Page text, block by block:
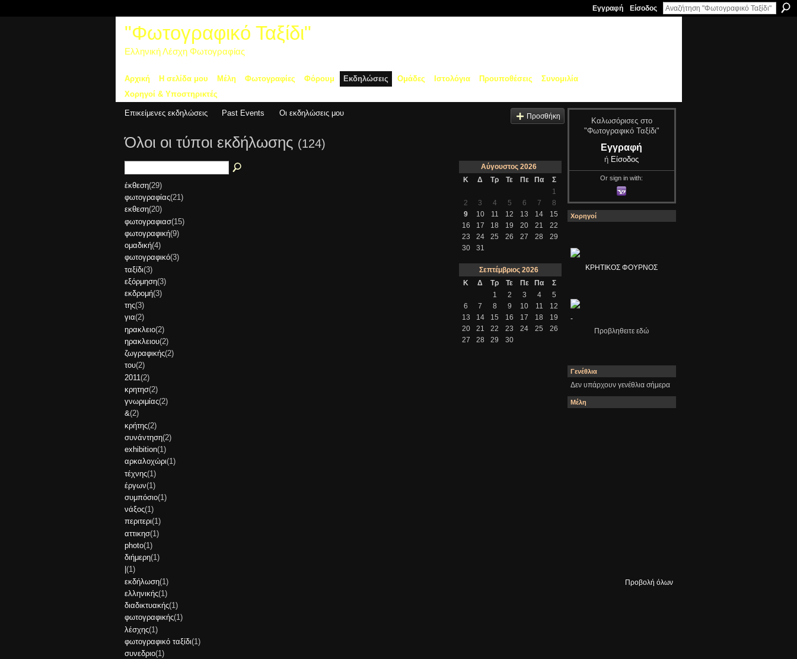
Εγγραφή Είσοδος
"Φωτογραφικό Ταξίδι"
Ελληνική Λέσχη Φωτογραφίας
Αρχική Η σελίδα μου Μέλη Φωτογραφίες Φόρουμ Εκδηλώσεις Ομάδες Ιστολόγια Προυποθέσεις
Συνομιλία
Χορηγοί & Υποστηρικτές
Επικείμενες εκδηλώσεις Past Events Οι εκδηλώσεις μου Προσθήκη
Όλοι οι τύποι εκδήλωσης (124)
έκθεση(29)
φωτογραφίας(21)
εκθεση(20)
φωτογραφιασ(15)
φωτογραφική(9)
ομαδική(4)
φωτογραφικό(3)
ταξίδι(3)
εξόρμηση(3)
εκδρομή(3)
της(3)
για(2)
ηρακλειο(2)
ηρακλειου(2)
ζωγραφικής(2)
του(2)
2011(2)
κρητησ(2)
γνωριμίας(2)
&(2)
κρήτης(2)
συνάντηση(2)
exhibition(1)
αρκαλοχώρι(1)
τέχνης(1)
έργων(1)
συμπόσιο(1)
νάξος(1)
περιτερι(1)
αττικησ(1)
photo(1)
διήμερη(1)
(1)
εκδήλωση(1)
ελληνικής(1)
διαδικτυακής(1)
φωτογραφικής(1)
λέσχης(1)
φωτογραφικό ταξίδι(1)
συνεδριο(1)
Αύγουστος 2026
Κ
Δ Τρ Τε Πε Πα
Σ
1
2
3 4 5 6 7
8
9
10 11 12 13 14
15
16
17 18 19 20 21
22
23
24 25 26 27 28
29
30
31
Σεπτέμβριος 2026
Κ
Δ Τρ Τε Πε Πα
Σ
1
2 3 4
5
6
7 8 9 10 11
12
13
14 15 16 17 18
19
20
21 22 23 24 25
26
27
28 29 30
Καλωσόρισες στο
"Φωτογραφικό Ταξίδι"
Εγγραφή
ή Είσοδος
Or sign in with:
Χορηγοί
ΚΡΗΤΙΚΟΣ ΦΟΥΡΝΟΣ
-
Προβληθειτε εδώ
Γενέθλια
Δεν υπάρχουν γενέθλια σήμερα
Μέλη
Προβολή όλων